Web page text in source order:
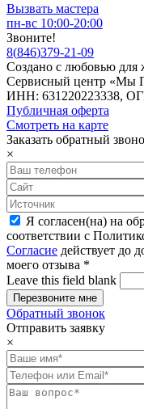
Вызвать мастера
пн-вс 10:00-20:00
Звоните!
8(846)379-21-09
Создано с любовью для
Сервисный центр «Мы
ИНН: 631220223338,
Публичная оферта
Смотреть на карте
Заказать обратный
×
Я согласен(на) на
соответствии с
Согласие действует до
моего отзыва *
Leave this field blank
Обратный звонок
Отправить заявку
×